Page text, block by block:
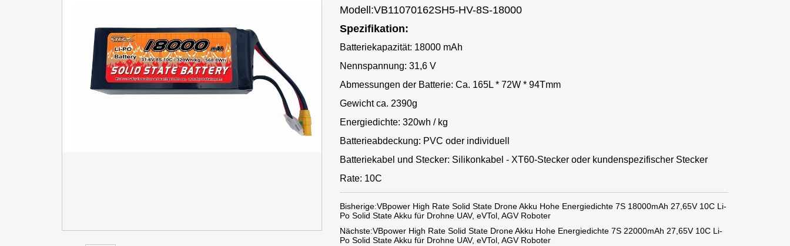
Modell:VB11070162SH5-HV-8S-18000
Spezifikation:
Batteriekapazität: 18000 mAh
Nennspannung: 31,6 V
Abmessungen der Batterie: Ca. 165L * 72W * 94Tmm
Gewicht ca. 2390g
Energiedichte: 320wh / kg
Batterieabdeckung: PVC oder individuell
Batteriekabel und Stecker: Silikonkabel - XT60-Stecker oder kundenspezifischer Stecker
Rate: 10C
Bisherige:VBpower High Rate Solid State Drone Akku Hohe Energiedichte 7S 18000mAh 27,65V 10C Li-
Po Solid State Akku für Drohne UAV, eVTol, AGV Roboter
Nächste:VBpower High Rate Solid State Drone Akku Hohe Energiedichte 7S 22000mAh 27,65V 10C Li-
Po Solid State Akku für Drohne UAV, eVTol, AGV Roboter